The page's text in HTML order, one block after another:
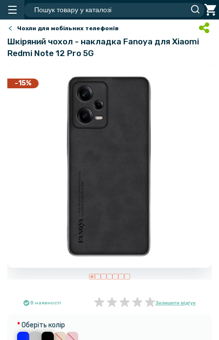
Чохли для мобільних телефонів
Шкіряний чохол - накладка Fanoya для Xiaomi
Redmi Note 12 Pro 5G
-15%
В наявності Залишити відгук
Оберіть колір